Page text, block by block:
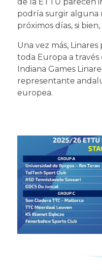
de la ETTU parecen
podría surgir alguna
próximos días, si
Una vez más,
toda Europa a través
Indiana Games
representante
europea.